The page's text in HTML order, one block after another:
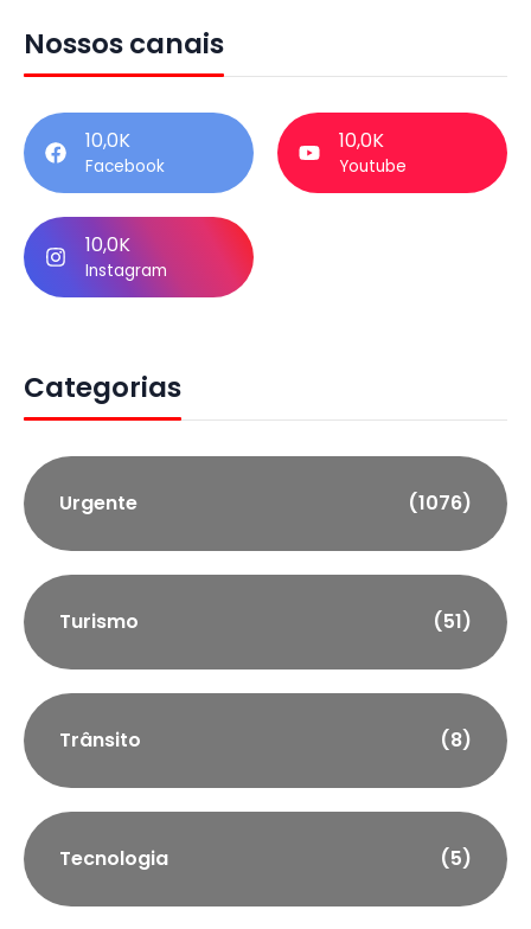
Nossos canais
10,0K
Facebook
10,0K
Youtube
10,0K
Instagram
Categorias
Urgente (1076)
Turismo (51)
Trânsito (8)
Tecnologia (5)